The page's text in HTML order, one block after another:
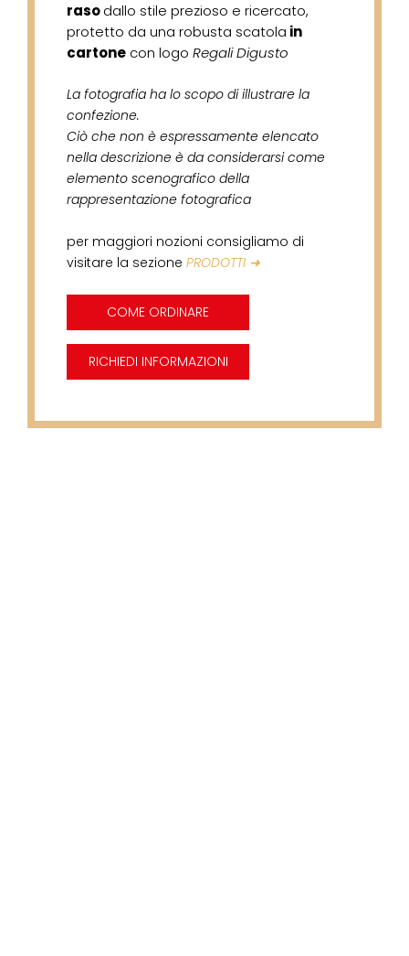
rasodallo stile prezioso e ricercato,
protetto da una robusta scatola in
cartone con logo Regali Digusto
La fotografia ha lo scopo di illustrare la
confezione.
Ciò che non è espressamente elencato
nella descrizione è da considerarsi come
elemento scenografico della
rappresentazione fotografica
per maggiori nozioni consigliamo di
visitare la sezione PRODOTTI ➜
COME ORDINARE
RICHIEDI INFORMAZIONI